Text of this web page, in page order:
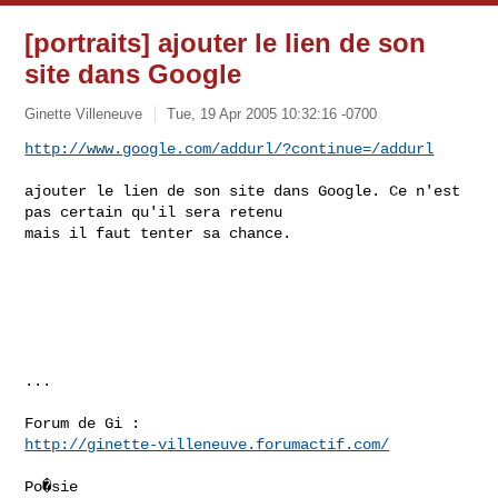
[portraits] ajouter le lien de son
site dans Google
Ginette Villeneuve Tue, 19 Apr 2005 10:32:16 -0700
http://www.google.com/addurl/?continue=/addurl
ajouter le lien de son site dans Google. Ce n'est
pas certain qu'il sera retenu
mais il faut tenter sa chance.
...
http://ginette-villeneuve.forumactif.com/
Po�sie